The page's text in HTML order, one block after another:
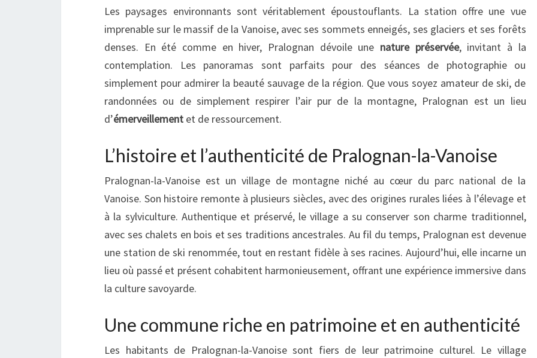
Les paysages environnants sont véritablement époustouflants. La station offre une vue
imprenable sur le massif de la Vanoise, avec ses sommets enneigés, ses glaciers et ses forêts
denses. En été comme en hiver, Pralognan dévoile une nature préservée, invitant à la
contemplation. Les panoramas sont parfaits pour des séances de photographie ou
simplement pour admirer la beauté sauvage de la région. Que vous soyez amateur de ski, de
randonnées ou de simplement respirer l’air pur de la montagne, Pralognan est un lieu
d’émerveillement et de ressourcement.
L’histoire et l’authenticité de Pralognan-la-Vanoise
Pralognan-la-Vanoise est un village de montagne niché au cœur du parc national de la
Vanoise. Son histoire remonte à plusieurs siècles, avec des origines rurales liées à l’élevage et
à la sylviculture. Authentique et préservé, le village a su conserver son charme traditionnel,
avec ses chalets en bois et ses traditions ancestrales. Au fil du temps, Pralognan est devenue
une station de ski renommée, tout en restant fidèle à ses racines. Aujourd’hui, elle incarne un
lieu où passé et présent cohabitent harmonieusement, offrant une expérience immersive dans
la culture savoyarde.
Une commune riche en patrimoine et en authenticité
Les habitants de Pralognan-la-Vanoise sont fiers de leur patrimoine culturel. Le village